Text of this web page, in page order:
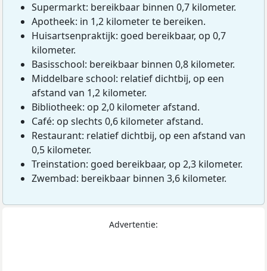
Supermarkt: bereikbaar binnen 0,7 kilometer.
Apotheek: in 1,2 kilometer te bereiken.
Huisartsenpraktijk: goed bereikbaar, op 0,7
kilometer.
Basisschool: bereikbaar binnen 0,8 kilometer.
Middelbare school: relatief dichtbij, op een
afstand van 1,2 kilometer.
Bibliotheek: op 2,0 kilometer afstand.
Café: op slechts 0,6 kilometer afstand.
Restaurant: relatief dichtbij, op een afstand van
0,5 kilometer.
Treinstation: goed bereikbaar, op 2,3 kilometer.
Zwembad: bereikbaar binnen 3,6 kilometer.
Advertentie: